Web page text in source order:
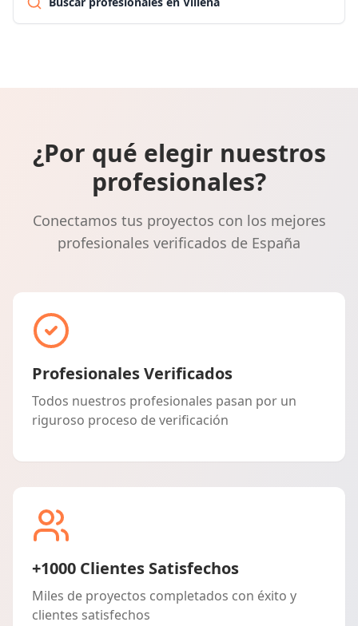
¿Por qué elegir nuestros
profesionales?
Conectamos tus proyectos con los mejores
profesionales verificados de España
Profesionales Verificados
Todos nuestros profesionales pasan por un
riguroso proceso de verificación
+1000 Clientes Satisfechos
Miles de proyectos completados con éxito y
clientes satisfechos